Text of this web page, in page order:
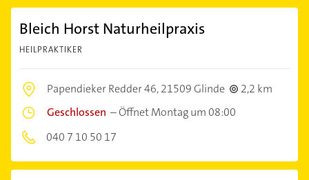
Bleich Horst Naturheilpraxis
HEILPRAKTIKER
Papendieker Redder 46,21509 Glinde
2,2 km
Geschlossen –Öffnet Montag um 08:00
040 7 10 50 17